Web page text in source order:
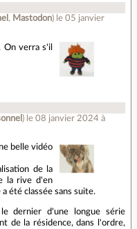
, Mastodon) le 05 janvier
On verra s'il
) le 08 janvier 2024 à
belle vidéo
de la
la rive d'en
été classée sans suite.
dernier d'une longue série
de la résidence, dans l'ordre,